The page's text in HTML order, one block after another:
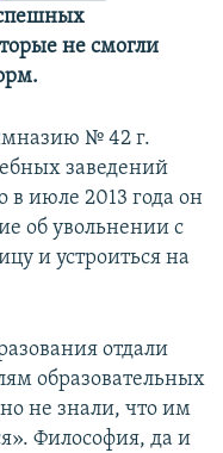
не смогли
№ 42 г.
заведений
в июле 2013 года он
об увольнении с
и устроиться на
отдали
образовательных
не знали, что им
Философия, да и